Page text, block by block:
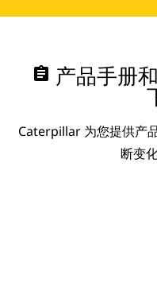
assignment 产品手册
Caterpillar 为您提供产
断变